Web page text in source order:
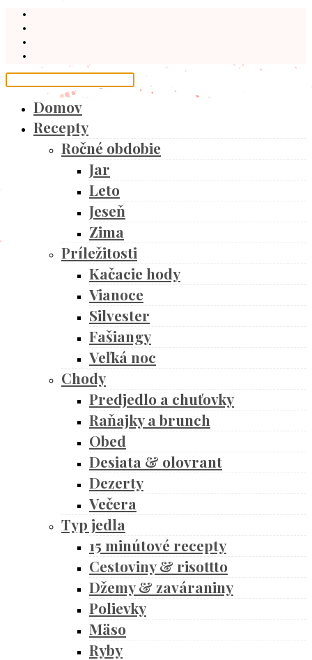
Domov
Recepty
Ročné obdobie
Jar
Leto
Jeseň
Zima
Príležitosti
Kačacie hody
Vianoce
Silvester
Fašiangy
Veľká noc
Chody
Predjedlo a chuťovky
Raňajky a brunch
Obed
Desiata & olovrant
Dezerty
Večera
Typ jedla
15 minútové recepty
Cestoviny & risottto
Džemy & zaváraniny
Polievky
Mäso
Ryby